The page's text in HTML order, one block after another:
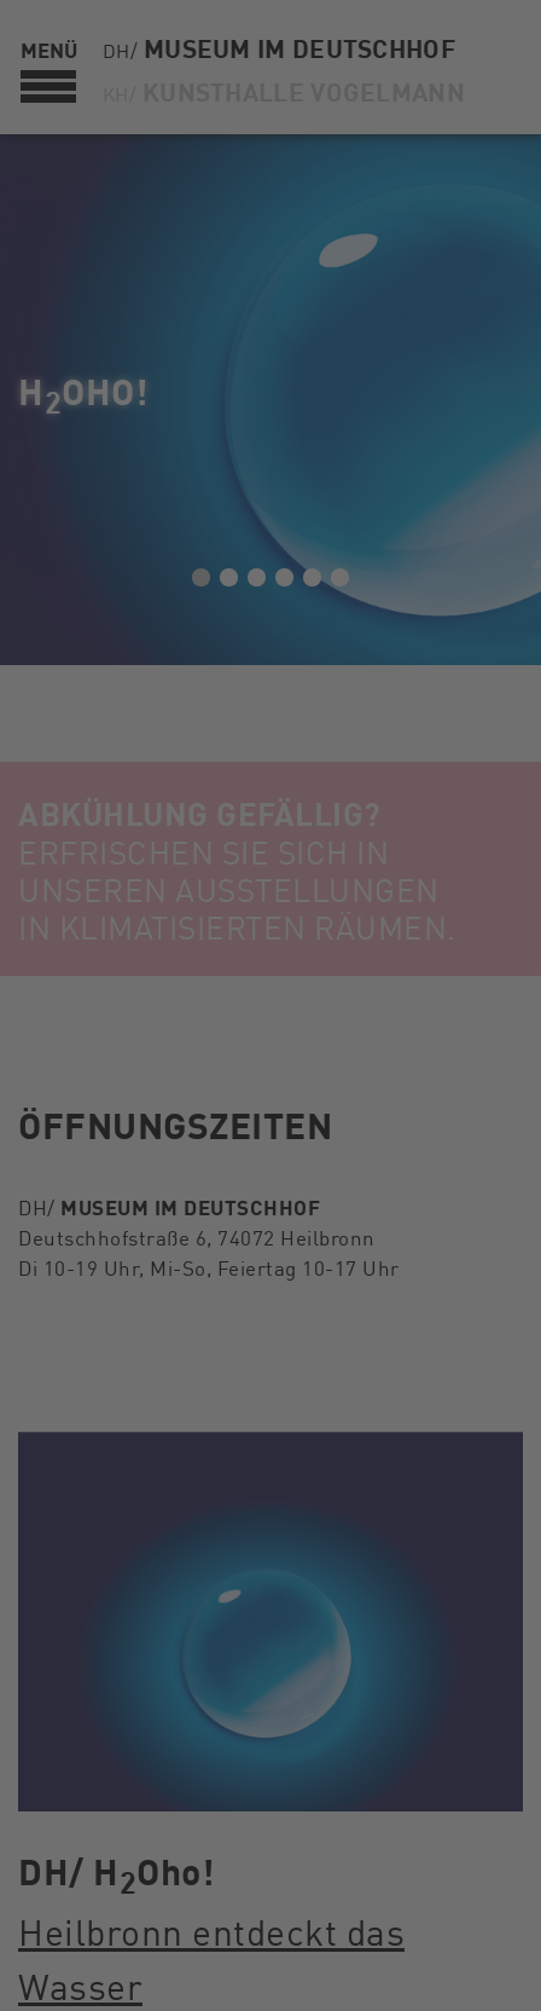
MENÜ DH/ MUSEUM IM DEUTSCHHOF
MUSEUM IM DEUTSCHHOF
ABKÜHLUNG GEFÄLLIG?
ERFRISCHEN SIE SICH IN
UNSEREN AUSSTELLUNGEN
IN KLIMATISIERTEN RÄUMEN.
ÖFFNUNGSZEITEN
DH/ MUSEUM IM DEUTSCHHOF
Deutschhofstraße 6, 74072 Heilbronn
Di 10-19 Uhr, Mi-So, Feiertag 10-17 Uhr
DH/ H2Oho!
Heilbronn entdeckt das
Wasser